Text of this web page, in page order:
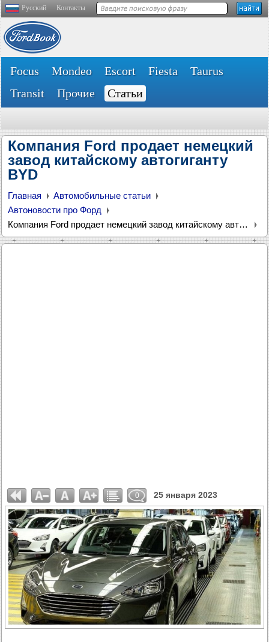
Русский Контакты
Focus Mondeo Escort Fiesta
Taurus
Transit
Прочие Статьи
Компания Ford продает немецкий
завод китайскому автогиганту
BYD
Главная
Автомобильные статьи
Автоновости про Форд
Компания Ford продает немецкий завод китайскому автогиганту BYD
0 25 января 2023